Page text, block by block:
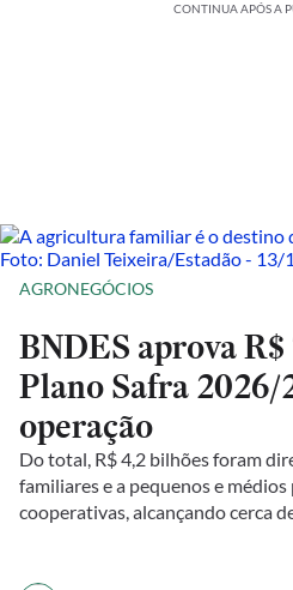
CONTINUA APÓS A
AGRONEGÓCIOS
BNDES aprova
Plano Safra 2026/
operação
Do total, R$ 4,2 bilhões foram
familiares e a pequenos e
cooperativas, alcançando cerca